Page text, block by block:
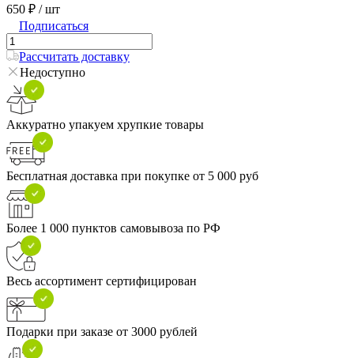
650 ₽ / шт
Подписаться
Рассчитать доставку
Недоступно
Аккуратно упакуем хрупкие товары
Бесплатная доставка при покупке от 5 000 руб
Более 1 000 пунктов самовывоза по РФ
Весь ассортимент сертифицирован
Подарки при заказе от 3000 рублей